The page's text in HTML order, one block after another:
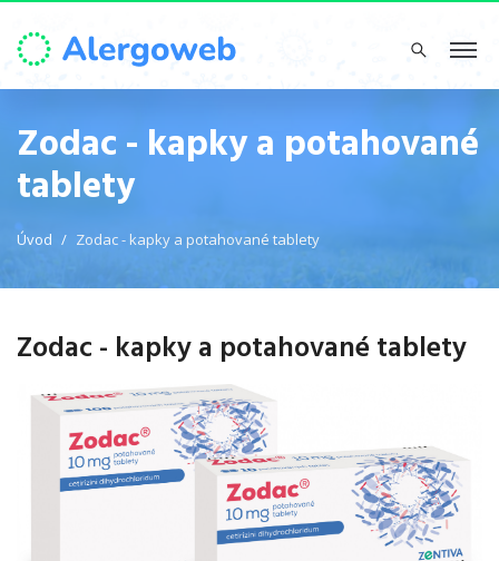
Zodac - kapky a potahované
tablety
Úvod Zodac - kapky a potahované tablety
Zodac - kapky a potahované tablety